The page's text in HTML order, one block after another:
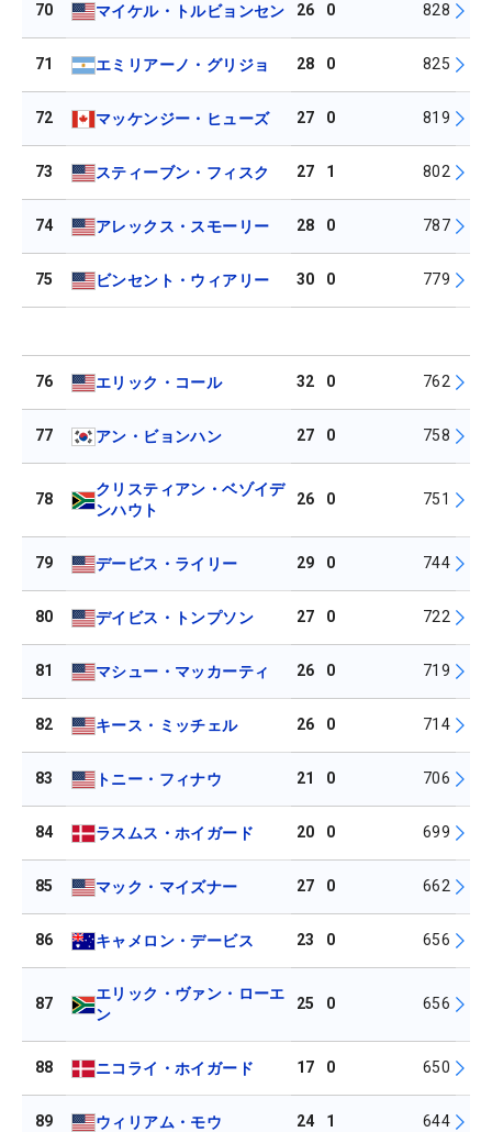
70 マイケル・トルビョンセン 26 0 828
71 エミリアーノ・グリジョ 28 0 825
72 マッケンジー・ヒューズ 27 0 819
73 スティーブン・フィスク 27 1 802
74 アレックス・スモーリー 28 0 787
75 ビンセント・ウィアリー 30 0 779
76 エリック・コール 32 0 762
77 アン・ビョンハン 27 0 758
78
クリスティアン・ベゾイデ
ンハウト
26 0 751
79 デービス・ライリー 29 0 744
80 デイビス・トンプソン 27 0 722
81 マシュー・マッカーティ 26 0 719
82 キース・ミッチェル 26 0 714
83 トニー・フィナウ 21 0 706
84 ラスムス・ホイガード 20 0 699
85 マック・マイズナー 27 0 662
86 キャメロン・デービス 23 0 656
87
エリック・ヴァン・ローエ
ン
25 0 656
88 ニコライ・ホイガード 17 0 650
89 ウィリアム・モウ 24 1 644